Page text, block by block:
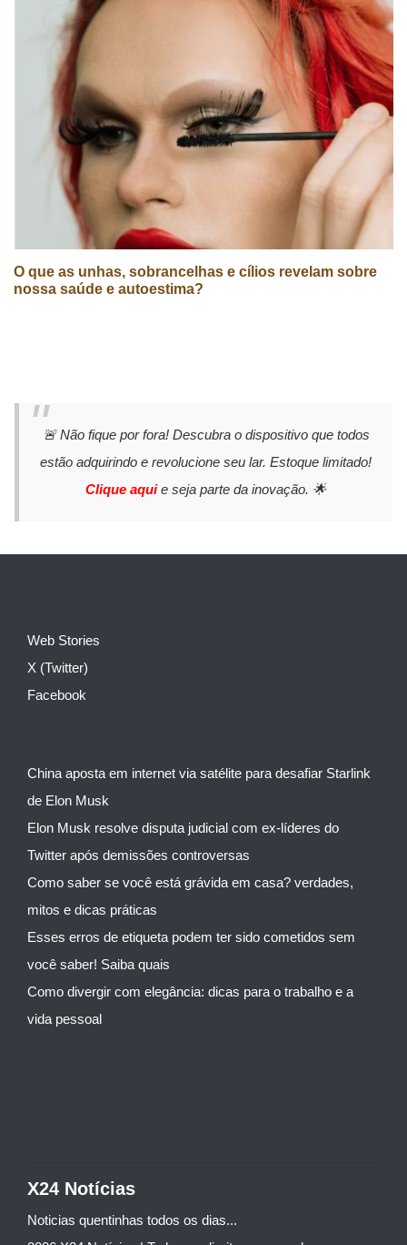
O que as unhas, sobrancelhas e cílios revelam sobre
nossa saúde e autoestima?
🚨 Não fique por fora! Descubra o dispositivo que todos
estão adquirindo e revolucione seu lar. Estoque limitado!
Clique aquie seja parte da inovação. 🌟
Web Stories
X (Twitter)
Facebook
China aposta em internet via satélite para desafiar Starlink
de Elon Musk
Elon Musk resolve disputa judicial com ex-líderes do
Twitter após demissões controversas
Como saber se você está grávida em casa? verdades,
mitos e dicas práticas
Esses erros de etiqueta podem ter sido cometidos sem
você saber! Saiba quais
Como divergir com elegância: dicas para o trabalho e a
vida pessoal
X24 Notícias
Noticias quentinhas todos os dias...